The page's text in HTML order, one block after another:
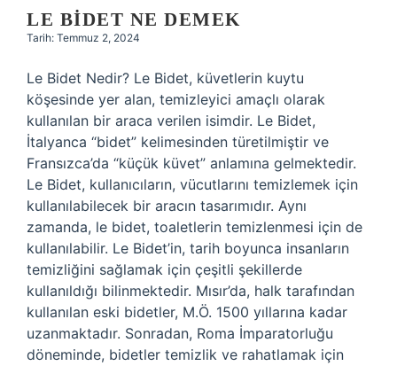
LE BIDET NE DEMEK
Tarih: Temmuz 2, 2024
Le Bidet Nedir? Le Bidet, küvetlerin kuytu
köşesinde yer alan, temizleyici amaçlı olarak
kullanılan bir araca verilen isimdir. Le Bidet,
İtalyanca “bidet” kelimesinden türetilmiştir ve
Fransızca’da “küçük küvet” anlamına gelmektedir.
Le Bidet, kullanıcıların, vücutlarını temizlemek için
kullanılabilecek bir aracın tasarımıdır. Aynı
zamanda, le bidet, toaletlerin temizlenmesi için de
kullanılabilir. Le Bidet’in, tarih boyunca insanların
temizliğini sağlamak için çeşitli şekillerde
kullanıldığı bilinmektedir. Mısır’da, halk tarafından
kullanılan eski bidetler, M.Ö. 1500 yıllarına kadar
uzanmaktadır. Sonradan, Roma İmparatorluğu
döneminde, bidetler temizlik ve rahatlamak için